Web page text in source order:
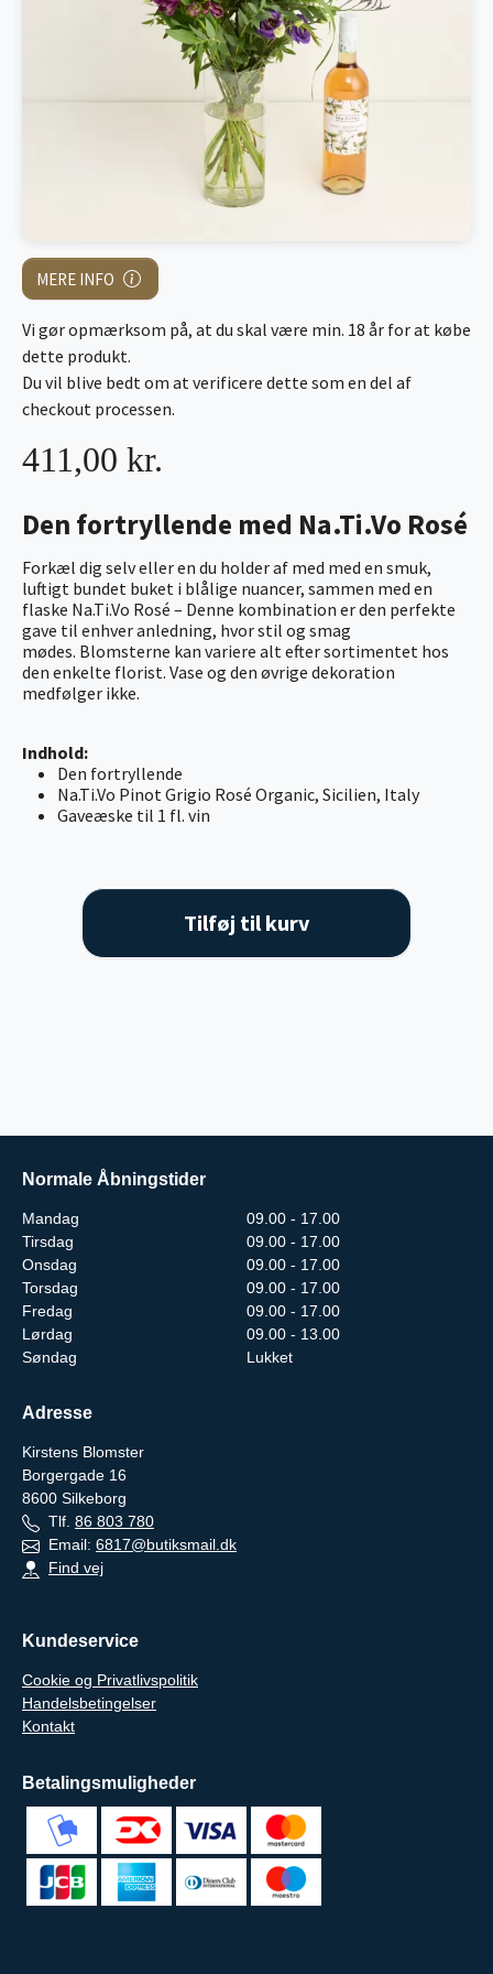
MERE INFO
Den fortryllende med Na.Ti.Vo Rosé
Forkæl dig selv eller en du holder af med med en smuk,
luftigt bundet buket i blålige nuancer, sammen med en
flaske Na.Ti.Vo Rosé – Denne kombination er den perfekte
gave til enhver anledning, hvor stil og smag
mødes. Blomsterne kan variere alt efter sortimentet hos
den enkelte florist. Vase og den øvrige dekoration
medfølger ikke.
Indhold:
Den fortryllende
Na.Ti.Vo Pinot Grigio Rosé Organic, Sicilien, Italy
Gaveæske til 1 fl. vin
411,00 kr.
Vi gør opmærksom på, at du skal være min. 18 år for at købe
dette produkt.
Du vil blive bedt om at verificere dette som en del af
checkout processen.
Tilføj til kurv
Normale Åbningstider
Mandag
09.00 - 17.00
Tirsdag
09.00 - 17.00
Onsdag
09.00 - 17.00
Torsdag
09.00 - 17.00
Fredag
09.00 - 17.00
Lørdag
09.00 - 13.00
Søndag
Lukket
Adresse
Kirstens Blomster
Borgergade 16
8600 Silkeborg
Tlf. 86 803 780
Email: 6817@butiksmail.dk
Find vej
Kundeservice
Cookie og Privatlivspolitik
Handelsbetingelser
Kontakt
Betalingsmuligheder